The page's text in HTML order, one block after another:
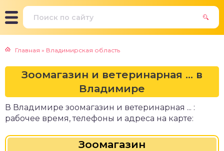
Главная » Владимирская область
Зоомагазин и ветеринарная ... в
Владимире
В Владимире зоомагазин и ветеринарная ... :
рабочее время, телефоны и адреса на карте:
Зоомагазин